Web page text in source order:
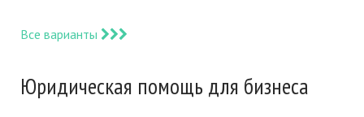
Все варианты
Юридическая помощь для бизнеса